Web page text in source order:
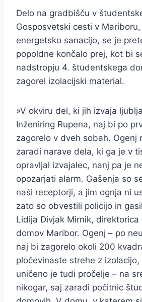
Delo na gradbišču v
Gosposvetski cesti v
energetsko sanacijo, se je
popoldne končalo prej, kot bi
nadstropju 4. študentskega
zagorel izolacijski material.
»V okviru del, ki jih izvaja
Inženiring Rupena, naj bi po
zagorelo v dveh sobah. Ogenj
zaradi narave dela, ki ga je v
opravljal izvajalec, nanj pa je
opozarjati alarm. Gašenja so
naši receptorji, a jim ognja ni
zato so obvestili policijo in
Lidija Divjak Mirnik, direktorica
domov Maribor. Ogenj – po
naj bi zagorelo okoli 200
pločevinaste strehe z
uničeno je tudi pročelje – na
nikogar, saj zaradi počitnic